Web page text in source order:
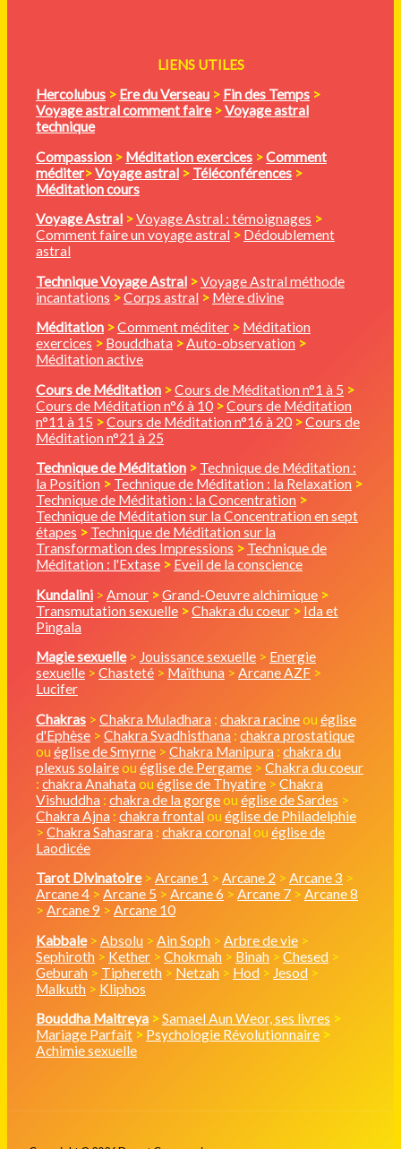
LIENS UTILES
Hercolubus > Ere du Verseau > Fin des Temps >
Voyage astral comment faire >Voyage astral
technique
Compassion > Méditationexercices >Comment
méditer>Voyage astral > Téléconférences >
Méditation cours
Voyage Astral >Voyage Astral : témoignages >
Comment faire un voyage astral > Dédoublement
astral
Technique Voyage Astral >Voyage Astral méthode
incantations >Corps astral > Mère divine
Méditation >Comment méditer > Méditation
exercices > Bouddhata >Auto-observation >
Méditation active
Cours de Méditation >Cours de Méditation n°1 à 5 >
Cours de Méditation n°6 à 10 >Cours de Méditation
n°11 à 15 >Cours de Méditation n°16 à 20 >Cours de
Méditation n°21 à 25
Technique de Méditation > Technique de Méditation :
la Position > Technique de Méditation : la Relaxation >
Technique de Méditation : la Concentration >
Technique de Méditation sur la Concentration en sept
étapes > Technique de Méditation sur la
Transformation des Impressions > Technique de
Méditation : l'Extase > Eveil de la conscience
Kundalini > Amour >Grand-Oeuvre alchimique >
Transmutation sexuelle >Chakra du coeur > Ida et
Pingala
Magie sexuelle> Jouissance sexuelle > Energie
sexuelle > Chasteté > Maïthuna > Arcane AZF >
Lucifer
Chakras > Chakra Muladhara : chakra racineou église
d'Ephèse > Chakra Svadhisthana : chakra prostatique
ou église de Smyrne > Chakra Manipura : chakra du
plexus solaireou église de Pergame > Chakra du coeur
: chakra Anahata ou église de Thyatire > Chakra
Vishuddha : chakra de la gorgeou église de Sardes >
Chakra Ajna : chakra frontalou église de Philadelphie
> Chakra Sahasrara : chakra coronal ou église de
Laodicée
Tarot Divinatoire > Arcane 1 > Arcane 2 > Arcane 3 >
Arcane 4 > Arcane 5 > Arcane 6 > Arcane 7 > Arcane 8
> Arcane 9 > Arcane 10
Kabbale> Absolu > Ain Soph > Arbre de vie >
Sephiroth > Kether > Chokmah > Binah > Chesed >
Geburah > Tiphereth > Netzah > Hod > Jesod >
Malkuth > Kliphos
Bouddha Maitreya >Samael Aun Weor, ses livres >
Mariage Parfait > Psychologie Révolutionnaire >
Achimie sexuelle